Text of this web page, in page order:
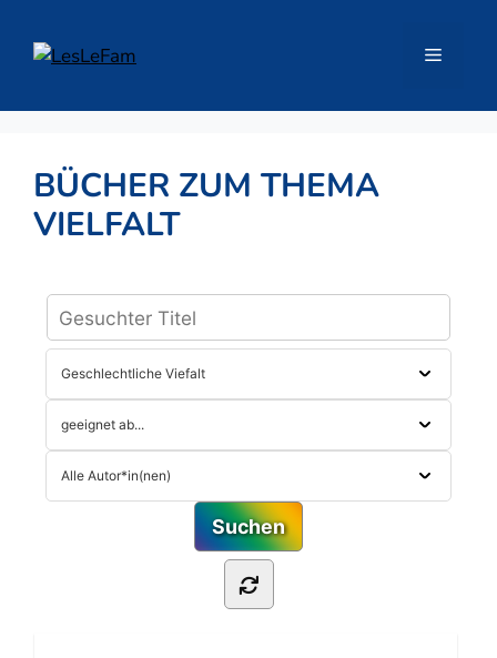
Inhalt
springen
Menü
BÜCHER ZUM THEMA
VIELFALT